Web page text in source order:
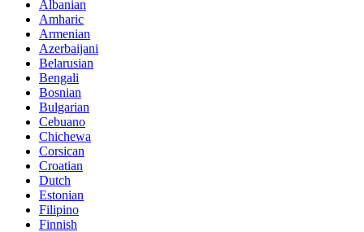
Albanian
Amharic
Armenian
Azerbaijani
Belarusian
Bengali
Bosnian
Bulgarian
Cebuano
Chichewa
Corsican
Croatian
Dutch
Estonian
Filipino
Finnish